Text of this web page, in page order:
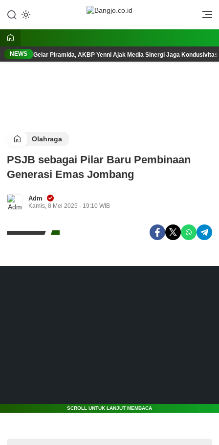
konten
NEWS Gelar Piramida, AKBP Yenni Ajak Media Sinergi Jaga
Olahraga
PSJB sebagai Pilar Baru Pembinaan
Generasi Emas Jombang
Adm
Kamis, 8 Mei 2025 - 19:10 WIB
SCROLL UNTUK LANJUT MEMBACA